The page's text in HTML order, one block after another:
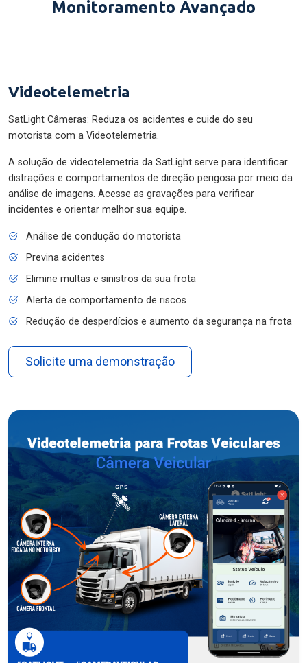
Monitoramento Avançado
Videotelemetria
SatLight Câmeras: Reduza os acidentes e cuide do seu
motorista com a Videotelemetria.
A solução de videotelemetria da SatLight serve para identificar
distrações e comportamentos de direção perigosa por meio da
análise de imagens. Acesse as gravações para verificar
incidentes e orientar melhor sua equipe.
Análise de condução do motorista
Previna acidentes
Elimine multas e sinistros da sua frota
Alerta de comportamento de riscos
Redução de desperdícios e aumento da segurança na frota
Solicite uma demonstração